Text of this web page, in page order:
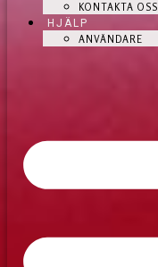
KONTAKTA OSS
HJÄLP
ANVÄNDARE